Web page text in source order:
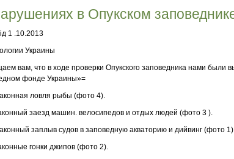
в Опукском
1 .10.2013
Украины
вам, что в ходе проверки Опукского заповедника нами
фонде Украины»=
ловля рыбы (фото 4).
заезд машин. велосипедов и отдых людей (фото 3 ).
заплыв судов в заповедную акваторию и дийвинг (фото
гонки джипов (фото 2).